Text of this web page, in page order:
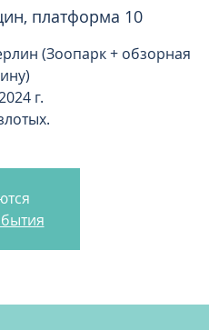
платформа 10
(Зоопарк + обзорная
г.